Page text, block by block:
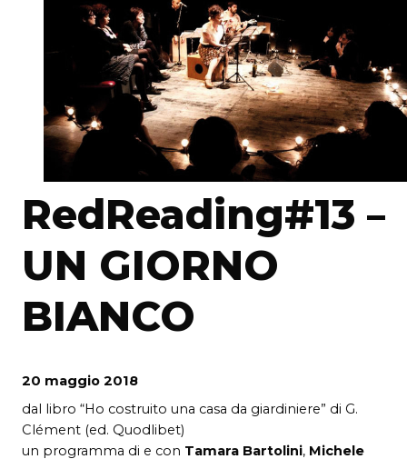
RedReading#13 –
UN GIORNO
BIANCO
20 maggio 2018
dal libro “Ho costruito una casa da giardiniere” di G.
Clément (ed. Quodlibet)
un programma di e con Tamara Bartolini, Michele